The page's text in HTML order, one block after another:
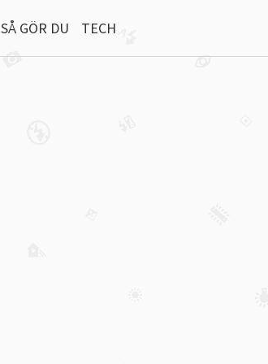
SÅ GÖR DU TECH